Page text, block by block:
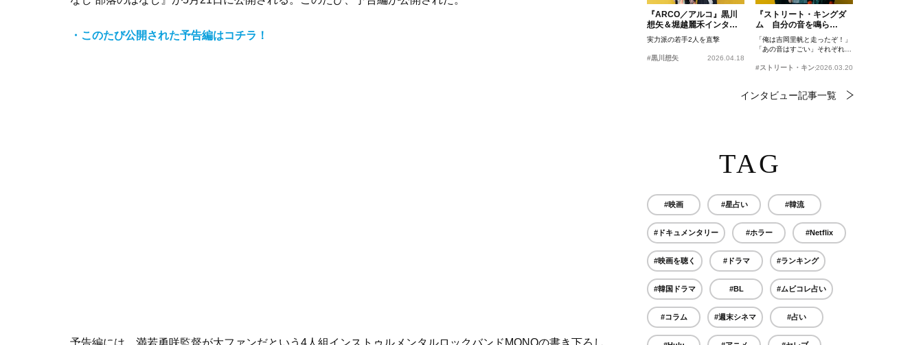
・このたび公開された予告編はコチラ！
予告編には、満若勇咲監督が大ファンだという4人組インストゥルメンタルロックバンドMONOの書き下ろし
『ARCO／アルコ』黒川
想矢＆堀越麗禾インタビ
ュー
実力派の若手2人を直撃
#黒川想矢 2026.04.18
『ストリート・キングダ
ム 自分の音を鳴ら
せ。』峯田和伸、若葉竜
也、吉岡里帆インタビュ
ー
「俺は吉岡里帆と走ったぞ！」
「あの音はすごい」それぞれの
#ストリート・キングダム 自分の音を鳴らせ。
2026.03.20
インタビュー記事一覧
TAG
#映画 #星占い #韓流
#ドキュメンタリー #ホラー #Netflix
#映画を聴く #ドラマ #ランキング
#韓国ドラマ #BL #ムビコレ占い
#コラム #週末シネマ #占い